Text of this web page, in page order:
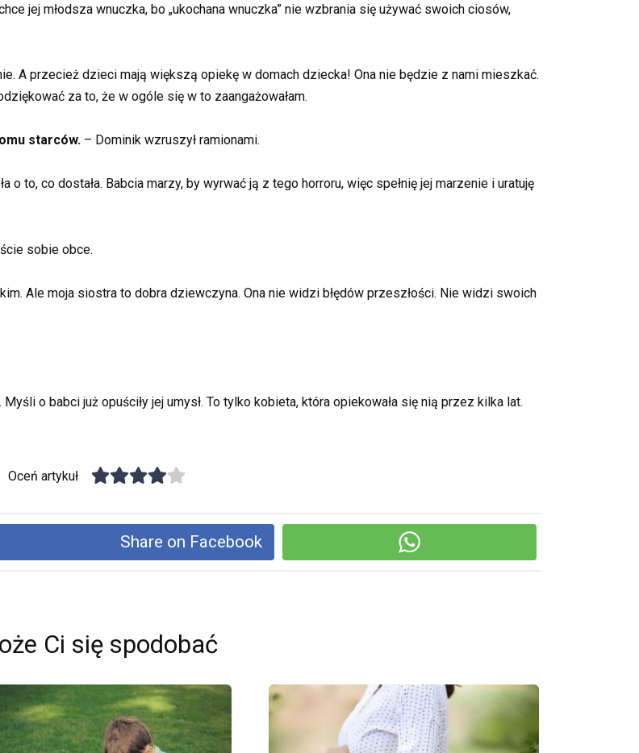
jej młodsza wnuczka, bo „ukochana wnuczka” nie wzbrania się używać swoich ciosów,
A przecież dzieci mają większą opiekę w domach dziecka! Ona nie będzie z nami mieszkać.
za to, że w ogóle się w to zaangażowałam.
starców. – Dominik wzruszył ramionami.
to, co dostała. Babcia marzy, by wyrwać ją z tego horroru, więc spełnię jej marzenie i uratuję
sobie obce.
Ale moja siostra to dobra dziewczyna. Ona nie widzi błędów przeszłości. Nie widzi swoich
o babci już opuściły jej umysł. To tylko kobieta, która opiekowała się nią przez kilka lat.
Oceń artykuł
Share on Facebook
Ci się spodobać